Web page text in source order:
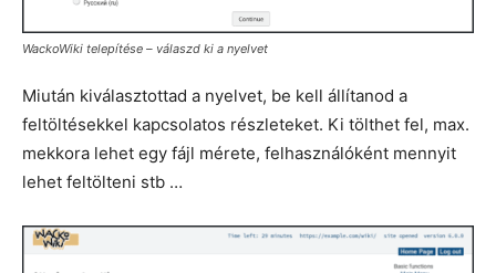
WackoWiki telepítése – válaszd ki a nyelvet
Miután kiválasztottad a nyelvet, be kell állítanod a
feltöltésekkel kapcsolatos részleteket. Ki tölthet fel, max.
mekkora lehet egy fájl mérete, felhasználóként mennyit
lehet feltölteni stb …